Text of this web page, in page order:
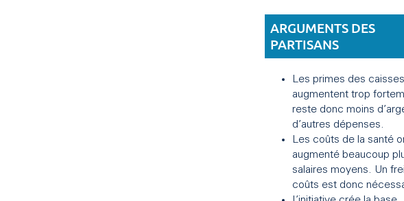
ARGUMENTS DES
PARTISANS
Les primes des
augmentent trop
reste donc moins
d’autres dépenses.
Les coûts de la santé
augmenté beaucoup
salaires moyens. Un
coûts est donc